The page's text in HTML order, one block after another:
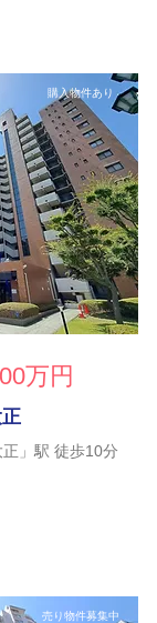
購入物件あり
万円
」駅 徒歩10分
売り物件募集中